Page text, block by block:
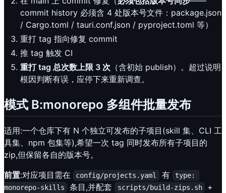
commit history 必须含 4 处版本号文件：package.json
/ Cargo.toml / tauri.conf.json / pyproject.toml 等）
重打 tag 指向修复 commit
推 tag 触发 CI
重打 tag 总次数上限 3 次 （含初始 publish）。超过说明
根因判断有误，应停下来重新调查。
模式 B:monorepo 多组件批量发布
适用:一个仓库下有 N 个独立可发布的子项目(skill 集、CLI 工
具集、npm 包集等),希望一次 tag 同时发布所有子项目的
zip,但保留各自的版本号。
前置:对应项目需在 config/projects.yaml 有
type:
monorepo-skills
条目,并配套 scripts/build-zips.sh +